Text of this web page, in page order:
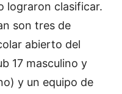
lograron clasificar.
son tres de
abierto del
17 masculino y
y un equipo de